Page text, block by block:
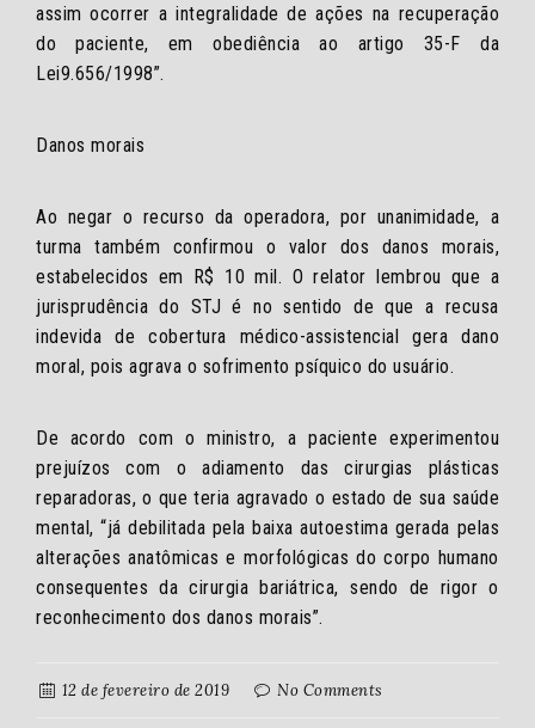
assim ocorrer a integralidade de ações na recuperação
do paciente, em obediência ao artigo 35-F da
Lei9.656/1998”.
Danos morais
Ao negar o recurso da operadora, por unanimidade, a
turma também confirmou o valor dos danos morais,
estabelecidos em R$ 10 mil. O relator lembrou que a
jurisprudência do STJ é no sentido de que a recusa
indevida de cobertura médico-assistencial gera dano
moral, pois agrava o sofrimento psíquico do usuário.
De acordo com o ministro, a paciente experimentou
prejuízos com o adiamento das cirurgias plásticas
reparadoras, o que teria agravado o estado de sua saúde
mental, “já debilitada pela baixa autoestima gerada pelas
alterações anatômicas e morfológicas do corpo humano
consequentes da cirurgia bariátrica, sendo de rigor o
reconhecimento dos danos morais”.
12 de fevereiro de 2019 No Comments